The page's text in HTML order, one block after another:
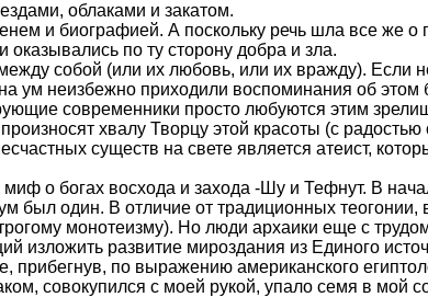
облаками и закатом.
и биографией. А поскольку речь шла все же
по ту сторону добра и зла.
собой (или их любовь, или их вражду). Если
ум неизбежно приходили воспоминания об этом
современники просто любуются этим
хвалу Творцу этой красоты (с
существ на свете является атеист,
о богах восхода и захода -Шу и Тефнут. В
был один. В отличие от традиционных теогонии,
монотеизму). Но люди архаики еще с
развитие мироздания из Единого
прибегнув, по выражению американского
совокупился с моей рукой, упало семя в мой